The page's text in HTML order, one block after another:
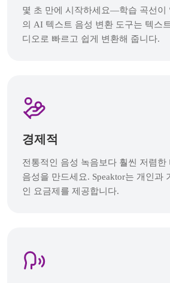
몇 초 만에 시작하세요—학습 곡선이
의 AI 텍스트 음성 변환 도구는 텍스
디오로 빠르고 쉽게 변환해 줍니다.
경제적
전통적인 음성 녹음보다 훨씬 저렴
음성을 만드세요. Speaktor는 개인과
인 요금제를 제공합니다.